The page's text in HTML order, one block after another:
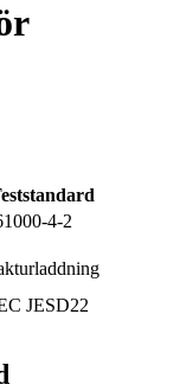
4-2
JESD22